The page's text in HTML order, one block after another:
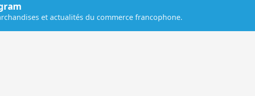
et actualités du commerce francophone.